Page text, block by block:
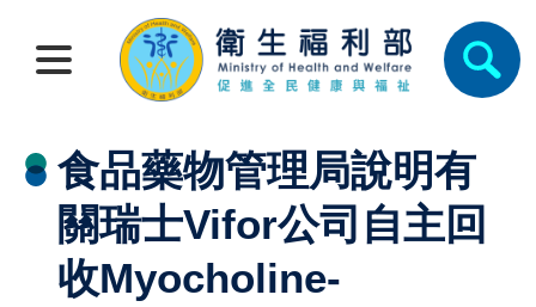
食品藥物管理局說明有
關瑞士Vifor公司自主回
收Myocholine-